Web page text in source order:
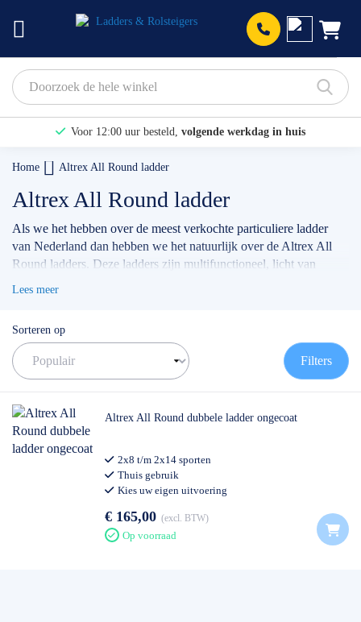
Voor 12:00 uur besteld, volgende werkdag in huis
Bekijk hier onze Actiepagina
Binnen 1 dag eengratis offerte
Home Altrex All Round ladder
Altrex All Round ladder
Als we het hebben over de meest verkochte particuliere ladder
van Nederland dan hebben we het natuurlijk over de Altrex All
Round ladders. Deze ladders zijn multifunctioneel, licht van
laddermat.
verder!
✅ Volgende werkdag op locatie
✅ Contact:0511- 40 25 64 , ofmail
Lees meer
Sorteren op
Filters
Altrex All Round dubbele ladder ongecoat
2x8 t/m 2x14 sporten
Thuis gebruik
Kies uw eigen uitvoering
€ 165,00 excl. BTW
Op voorraad